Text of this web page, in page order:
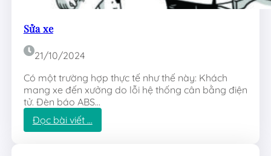
Sửa xe
21/10/2024
Có một trường hợp thực tế như thế này: Khách
mang xe đến xưởng do lỗi hệ thống cân bằng điện
tử. Đèn báo ABS…
Đọc bài viết …:
S